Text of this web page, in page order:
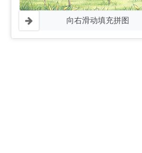
向右滑动填充拼图